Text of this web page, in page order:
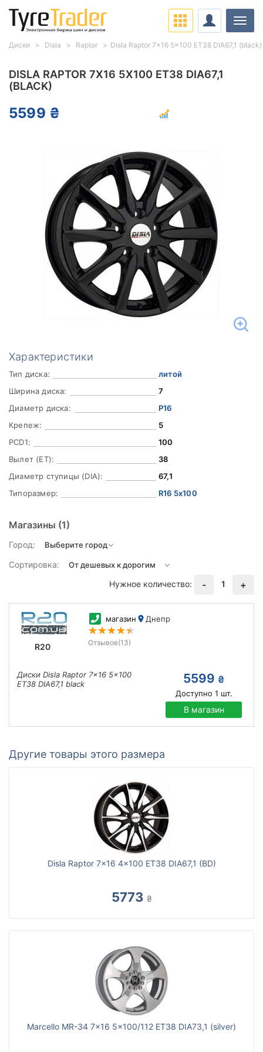
DISLA RAPTOR 7X16 5X100 ET38 DIA67,1
(BLACK)
5599 ₴
Характеристики
Тип диска:
литой
Ширина диска:
7
Диаметр диска:
Р16
Крепеж:
5
PCD1:
100
Вылет (ET):
38
Диаметр ступицы (DIA):
67,1
Типоразмер:
R16 5x100
Магазины (1)
Город:
Сортировка:
Нужное количество:
- 1 +
R20
магазин Днепр
Отзывов(13)
Диски Disla Raptor 7x16 5x100
ET38 DIA67,1 black
5599 ₴
Доступно 1 шт.
В магазин
Другие товары этого размера
Disla Raptor 7x16 4x100 ET38 DIA67,1 (BD)
5773 ₴
Marcello MR-34 7x16 5x100/112 ET38 DIA73,1 (silver)
Диски Disla Raptor Disla Raptor 7x16 5x100 ET38 DIA67,1 (black)